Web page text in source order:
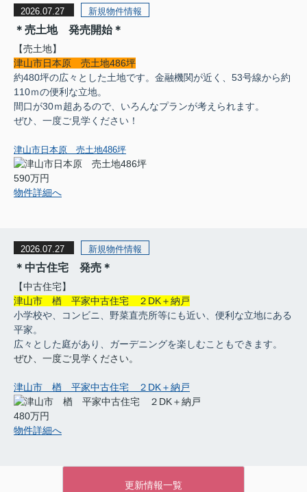
2026.07.27 新規物件情報
＊売土地 発売開始＊
【売土地】
津山市日本原 売土地486坪
約480坪の広々とした土地です。金融機関が近く、53号線から約
110ｍの便利な立地。
間口が30ｍ超あるので、いろんなプランが考えられます。
ぜひ、一度ご見学ください！
津山市日本原 売土地486坪
590万円
物件詳細へ
2026.07.27 新規物件情報
＊中古住宅 発売＊
【中古住宅】
津山市 楢 平家中古住宅 ２DK＋納戸
小学校や、コンビニ、野菜直売所等にも近い、便利な立地にある
平家。
広々とした庭があり、ガーデニングを楽しむこともできます。
ぜひ、一度ご見学ください。
津山市 楢 平家中古住宅 ２DK＋納戸
480万円
物件詳細へ
更新情報一覧